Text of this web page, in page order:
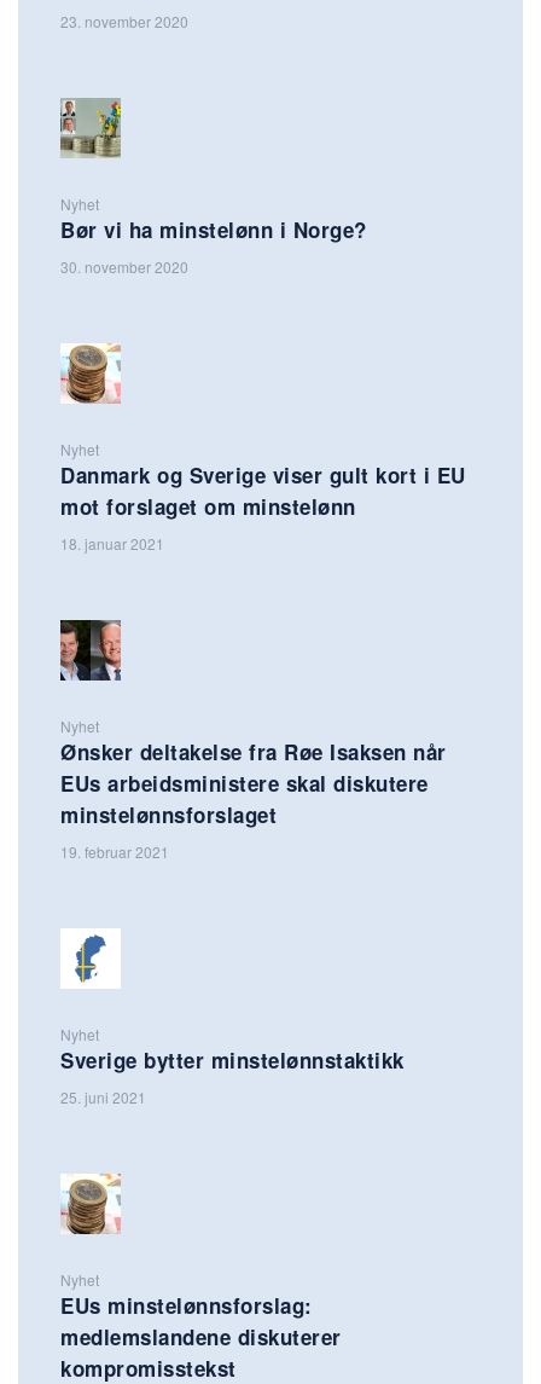
23. november 2020
Nyhet
Bør vi ha minstelønn i Norge?
30. november 2020
Nyhet
Danmark og Sverige viser gult kort i EU
mot forslaget om minstelønn
18. januar 2021
Nyhet
Ønsker deltakelse fra Røe Isaksen når
EUs arbeidsministere skal diskutere
minstelønnsforslaget
19. februar 2021
Nyhet
Sverige bytter minstelønnstaktikk
25. juni 2021
Nyhet
EUs minstelønnsforslag:
medlemslandene diskuterer
kompromisstekst